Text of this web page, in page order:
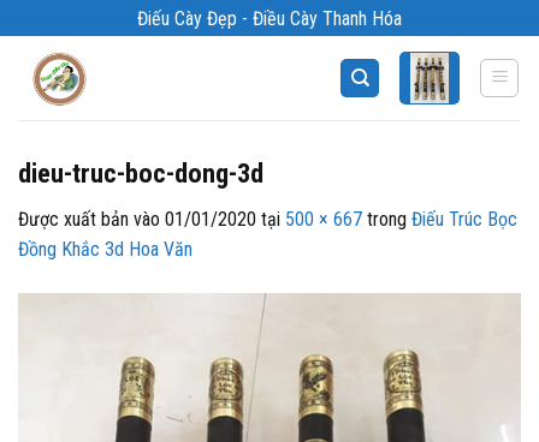
qua
Điếu Cày Đẹp - Điều Cày Thanh Hóa
dieu-truc-boc-dong-3d
Được xuất bản vào 01/01/2020 tại 500 × 667 trong Điếu Trúc Bọc
Đồng Khắc 3d Hoa Văn